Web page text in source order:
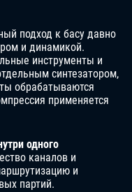
подход к басу давно
и динамикой.
инструменты и
синтезатором,
обрабатываются
применяется
одного
каналов и
и
партий.